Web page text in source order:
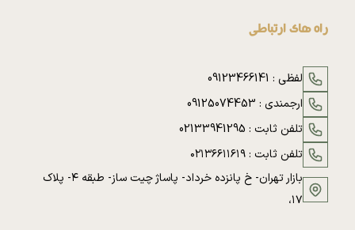
راه های ارتباطی
لفظی : 09123466141
ارجمندی : 09125074453
تلفن ثابت : 02133941295
تلفن ثابت :۰۲۱۳۶۶۱۱۶۱۹
بازار تهران- خ پانزده خرداد- پاساژ چیت ساز- طبقه ۴- پلاک
۱۷،